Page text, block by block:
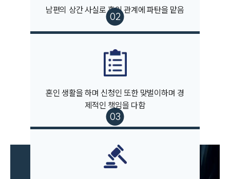
부소개
부소개
대륜의 강점
글로벌 파트너 로펌
고객의 소리
통합검색
남편의 상간 사실로 혼인 관계에 파탄을 맡음
혼인 생활을 하며 신청인 또한 맞벌이하며 경
제적인 책임을 다함